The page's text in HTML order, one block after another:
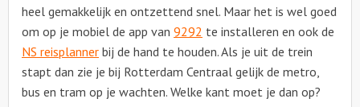
heel gemakkelijk en ontzettend snel. Maar het is wel goed
om op je mobiel de app van 9292 te installeren en ook de
NS reisplanner bij de hand te houden. Als je uit de trein
stapt dan zie je bij Rotterdam Centraal gelijk de metro,
bus en tram op je wachten. Welke kant moet je dan op?